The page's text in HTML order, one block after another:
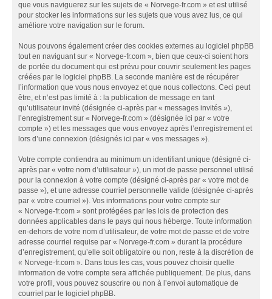
que vous naviguerez sur les sujets de « Norvege-fr.com » et est utilisé
pour stocker les informations sur les sujets que vous avez lus, ce qui
améliore votre navigation sur le forum.
Nous pouvons également créer des cookies externes au logiciel phpBB
tout en naviguant sur « Norvege-fr.com », bien que ceux-ci soient hors
de portée du document qui est prévu pour couvrir seulement les pages
créées par le logiciel phpBB. La seconde manière est de récupérer
l’information que vous nous envoyez et que nous collectons. Ceci peut
être, et n’est pas limité à : la publication de message en tant
qu’utilisateur invité (désignée ci-après par « messages invités »),
l’enregistrement sur « Norvege-fr.com » (désignée ici par « votre
compte ») et les messages que vous envoyez après l’enregistrement et
lors d’une connexion (désignés ici par « vos messages »).
Votre compte contiendra au minimum un identifiant unique (désigné ci-
après par « votre nom d’utilisateur »), un mot de passe personnel utilisé
pour la connexion à votre compte (désigné ci-après par « votre mot de
passe »), et une adresse courriel personnelle valide (désignée ci-après
par « votre courriel »). Vos informations pour votre compte sur
« Norvege-fr.com » sont protégées par les lois de protection des
données applicables dans le pays qui nous héberge. Toute information
en-dehors de votre nom d’utilisateur, de votre mot de passe et de votre
adresse courriel requise par « Norvege-fr.com » durant la procédure
d’enregistrement, qu’elle soit obligatoire ou non, reste à la discrétion de
« Norvege-fr.com ». Dans tous les cas, vous pouvez choisir quelle
information de votre compte sera affichée publiquement. De plus, dans
votre profil, vous pouvez souscrire ou non à l’envoi automatique de
courriel par le logiciel phpBB.